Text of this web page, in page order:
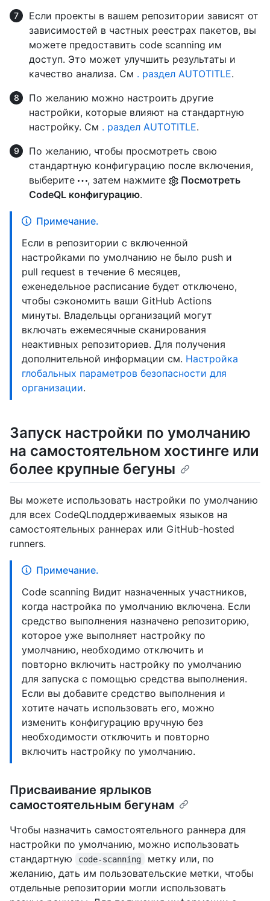
Если проекты в вашем репозитории зависят от
зависимостей в частных реестрах пакетов, вы
можете предоставить code scanning им
доступ. Это может улучшить результаты и
качество анализа. См . раздел AUTOTITLE.
По желанию можно настроить другие
настройки, которые влияют на стандартную
настройку. См . раздел AUTOTITLE.
По желанию, чтобы просмотреть свою
стандартную конфигурацию после включения,
выберите
, затем нажмите
Посмотреть
CodeQL конфигурацию.
Примечание.
Если в репозитории с включенной
настройками по умолчанию не было push и
pull request в течение 6 месяцев,
еженедельное расписание будет отключено,
чтобы сэкономить ваши GitHub Actions
минуты. Владельцы организаций могут
включать ежемесячные сканирования
неактивных репозиториев. Для получения
дополнительной информации см. Настройка
глобальных параметров безопасности для
организации.
Запуск настройки по умолчанию
на самостоятельном хостинге или
более крупные бегуны
Вы можете использовать настройки по умолчанию
для всех CodeQLподдерживаемых языков на
самостоятельных раннерах или GitHub-hosted
runners.
Примечание.
Code scanning Видит назначенных участников,
когда настройка по умолчанию включена. Если
средство выполнения назначено репозиторию,
которое уже выполняет настройку по
умолчанию, необходимо отключить и
повторно включить настройку по умолчанию
для запуска с помощью средства выполнения.
Если вы добавите средство выполнения и
хотите начать использовать его, можно
изменить конфигурацию вручную без
необходимости отключить и повторно
включить настройку по умолчанию.
Присваивание ярлыков
самостоятельным бегунам
Чтобы назначить самостоятельного раннера для
настройки по умолчанию, можно использовать
стандартную
code-scanning
метку или, по
желанию, дать им пользовательские метки, чтобы
отдельные репозитории могли использовать